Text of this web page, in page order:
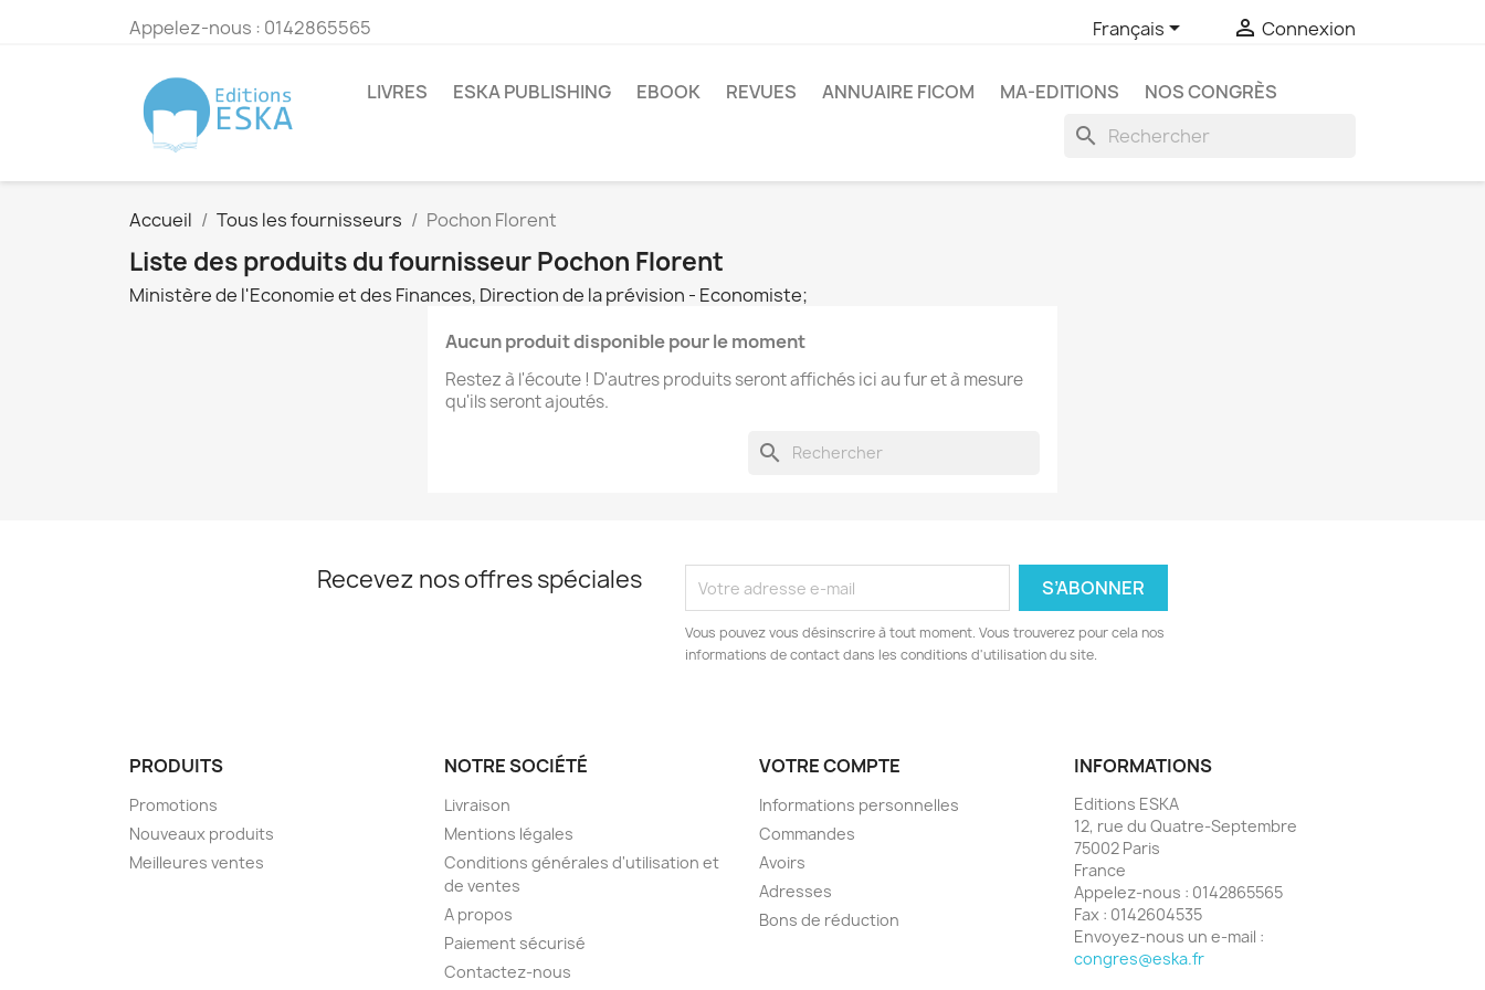
Appelez-nous : 0142865565 Français  Connexion
LIVRES ESKA PUBLISHING EBOOK REVUES ANNUAIRE FICOM MA-EDITIONS NOS CONGRÈS
search
Accueil Tous les fournisseurs Pochon Florent
Liste des produits du fournisseur Pochon Florent
Ministère de l'Economie et des Finances, Direction de la prévision - Economiste;
Aucun produit disponible pour le moment
Restez à l'écoute ! D'autres produits seront affichés ici au fur et à mesure
qu'ils seront ajoutés.
search
Recevez nos offres spéciales
Vous pouvez vous désinscrire à tout moment. Vous trouverez pour cela nos
informations de contact dans les conditions d'utilisation du site.
PRODUITS
Promotions
Nouveaux produits
Meilleures ventes
NOTRE SOCIÉTÉ
Livraison
Mentions légales
Conditions générales d'utilisation et
de ventes
A propos
Paiement sécurisé
Contactez-nous
VOTRE COMPTE
Informations personnelles
Commandes
Avoirs
Adresses
Bons de réduction
INFORMATIONS
Editions ESKA
12, rue du Quatre-Septembre
75002 Paris
France
Appelez-nous : 0142865565
Fax : 0142604535
Envoyez-nous un e-mail :
congres@eska.fr